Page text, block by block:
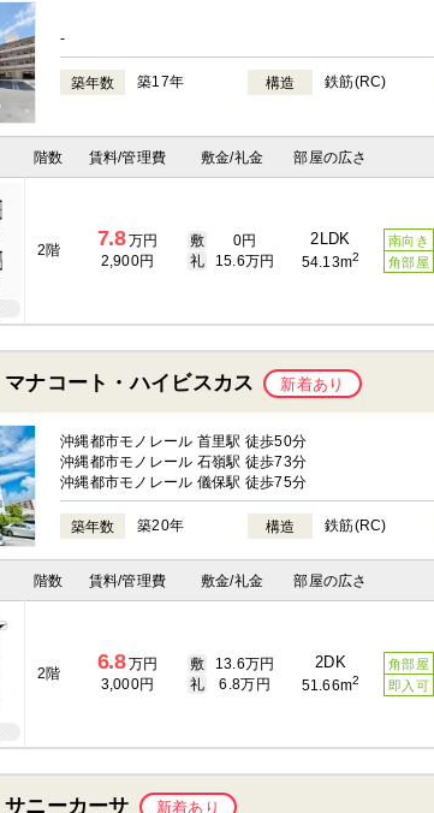
-
築年数 築17年 構造 鉄筋(RC)
階数 賃料/管理費 敷金/礼金 部屋の広さ
2階 7.8万円
2,900円
敷
0円
礼
15.6万円
2LDK
54.13m2
南向き
角部屋
マナコート・ハイビスカス 新着あり
沖縄都市モノレール 首里駅 徒歩50分
沖縄都市モノレール 石嶺駅 徒歩73分
沖縄都市モノレール 儀保駅 徒歩75分
築年数 築20年 構造 鉄筋(RC)
階数 賃料/管理費 敷金/礼金 部屋の広さ
2階 6.8万円
3,000円
敷
13.6万円
礼
6.8万円
2DK
51.66m2
角部屋
即入可
サニーカーサ 新着あり